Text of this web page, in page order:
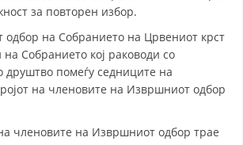
НА ХУМАНИ ВРЕДНОСТИ
И ЗАШТИТА НА АМБЛЕМОТ
за повторен избор.
на Собранието на Црвениот крст
Собранието кој раководи со
друштво помеѓу седниците на
на членовите на Извршниот одбор
членовите на Извршниот одбор трае